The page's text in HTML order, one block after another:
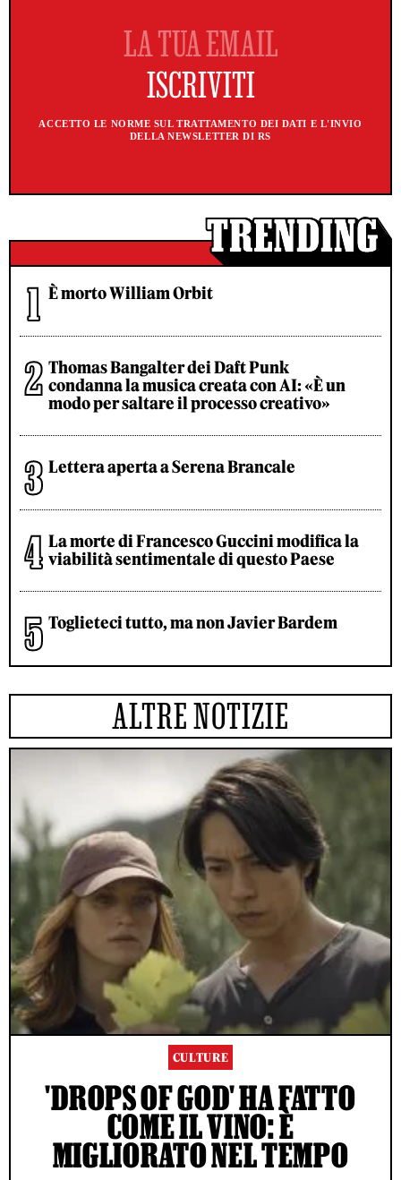
ACCETTO LE NORME SUL TRATTAMENTO DEI DATI E L'INVIO
DELLA NEWSLETTER DI RS
È morto William Orbit
Thomas Bangalter dei Daft Punk
condanna la musica creata con AI: «È un
modo per saltare il processo creativo»
Lettera aperta a Serena Brancale
La morte di Francesco Guccini modifica la
viabilità sentimentale di questo Paese
Toglieteci tutto, ma non Javier Bardem
ALTRE NOTIZIE
CULTURE
'DROPS OF GOD' HA FATTO
COME IL VINO: È
MIGLIORATO NEL TEMPO